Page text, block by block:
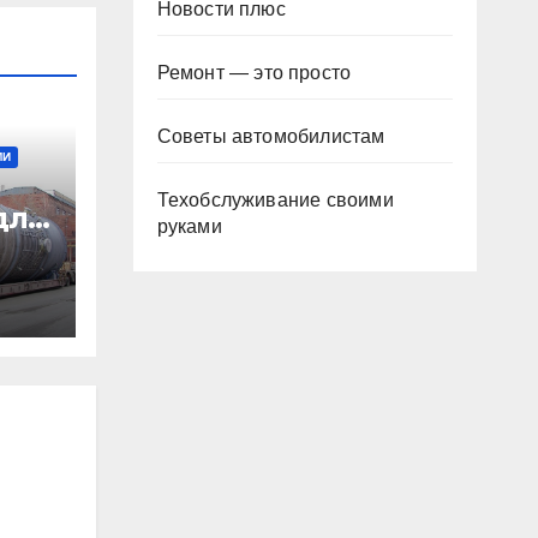
Новости плюс
Ремонт — это просто
Советы автомобилистам
Техобслуживание своими
руками